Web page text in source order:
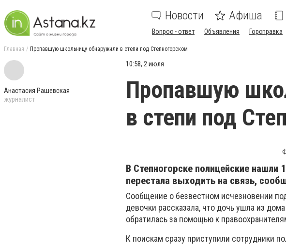
Новости Афиша
Вопрос - ответ Объявления Горсправка
Главная Пропавшую школьницу обнаружили в степи под Степногорском
Анастасия Рашевская
журналист
10:58, 2 июля
Пропавшую
в степи под
В Степногорске полицейские
перестала выходить на связь,
Сообщение о безвестном исчезновении
девочки рассказала, что дочь ушла из
обратилась за помощью к
К поискам сразу приступили сотрудники